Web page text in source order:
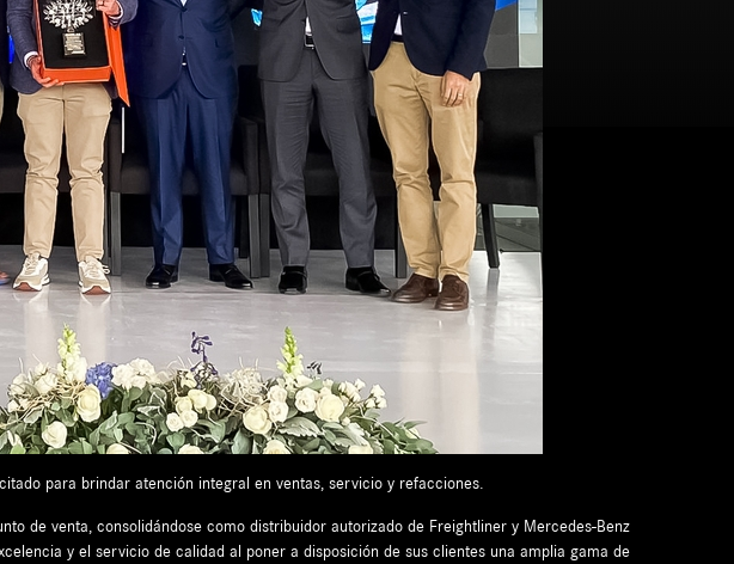
para brindar atención integral en ventas, servicio y refacciones.
de venta, consolidándose como distribuidor autorizado de Freightliner y Mercedes-Benz
y el servicio de calidad al poner a disposición de sus clientes una amplia gama de